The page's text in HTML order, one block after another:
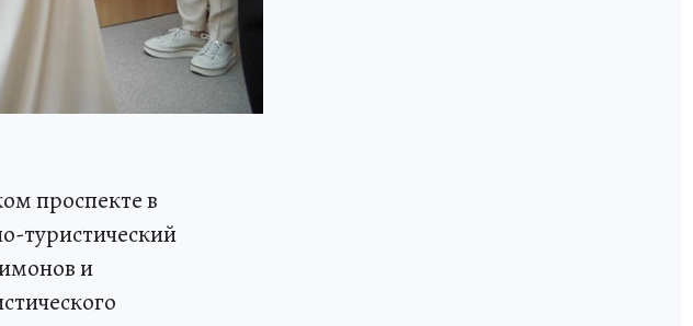
проспекте в
туристический
и